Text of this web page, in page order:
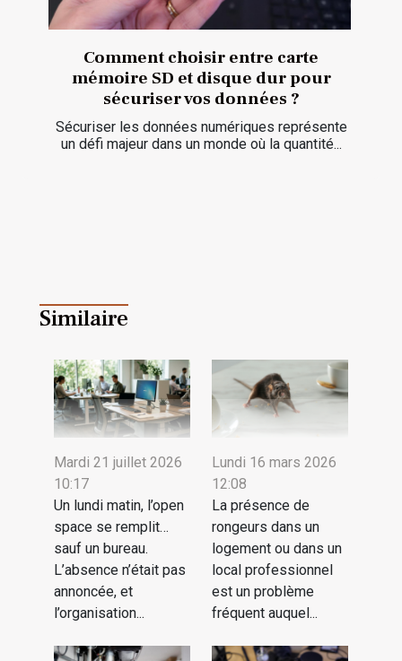
Comment choisir entre carte
mémoire SD et disque dur pour
sécuriser vos données ?
Sécuriser les données numériques représente
un défi majeur dans un monde où la quantité...
Similaire
Mardi 21 juillet 2026
10:17
Un lundi matin, l’open
space se remplit…
sauf un bureau.
L’absence n’était pas
annoncée, et
l’organisation...
Lundi 16 mars 2026
12:08
La présence de
rongeurs dans un
logement ou dans un
local professionnel
est un problème
fréquent auquel...